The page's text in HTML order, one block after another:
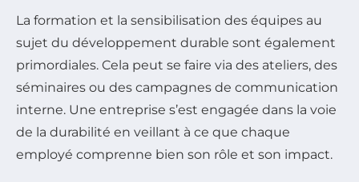
La formation et la sensibilisation des équipes au
sujet du développement durable sont également
primordiales. Cela peut se faire via des ateliers, des
séminaires ou des campagnes de communication
interne. Une entreprise s’est engagée dans la voie
de la durabilité en veillant à ce que chaque
employé comprenne bien son rôle et son impact.